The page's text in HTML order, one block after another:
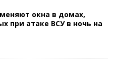
окна в домах,
при атаке ВСУ в ночь на